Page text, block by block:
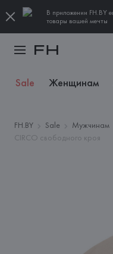
В приложении FH.BY
товары вашей мечты
Sale Женщинам
FH.BY Sale Мужчинам
CIRCO свободного кроя